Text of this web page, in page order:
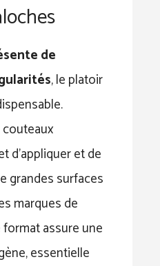
de
, le platoir
d’appliquer et de
grandes surfaces
marques de
format assure une
essentielle